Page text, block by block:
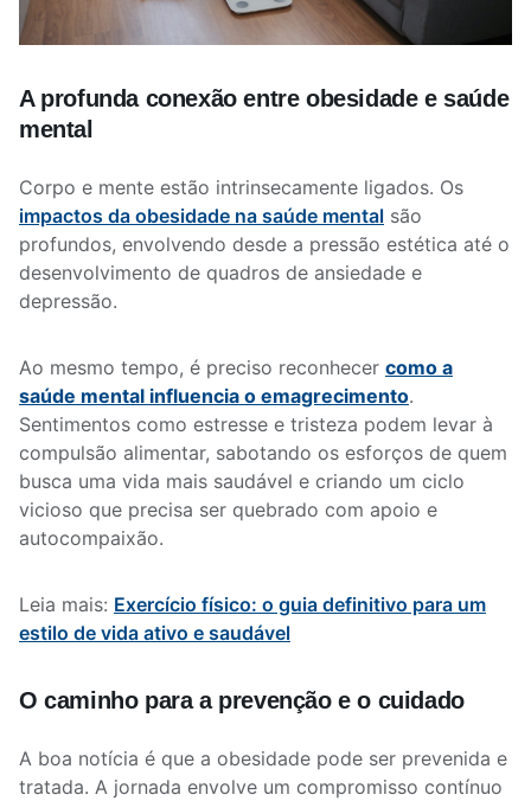
A profunda conexão entre obesidade e saúde
mental
Corpo e mente estão intrinsecamente ligados. Os
impactos da obesidade na saúde mental são
profundos, envolvendo desde a pressão estética até o
desenvolvimento de quadros de ansiedade e
depressão.
Ao mesmo tempo, é preciso reconhecer como a
saúde mental influencia o emagrecimento.
Sentimentos como estresse e tristeza podem levar à
compulsão alimentar, sabotando os esforços de quem
busca uma vida mais saudável e criando um ciclo
vicioso que precisa ser quebrado com apoio e
autocompaixão.
Leia mais: Exercício físico: o guia definitivo para um
estilo de vida ativo e saudável
O caminho para a prevenção e o cuidado
A boa notícia é que a obesidade pode ser prevenida e
tratada. A jornada envolve um compromisso contínuo